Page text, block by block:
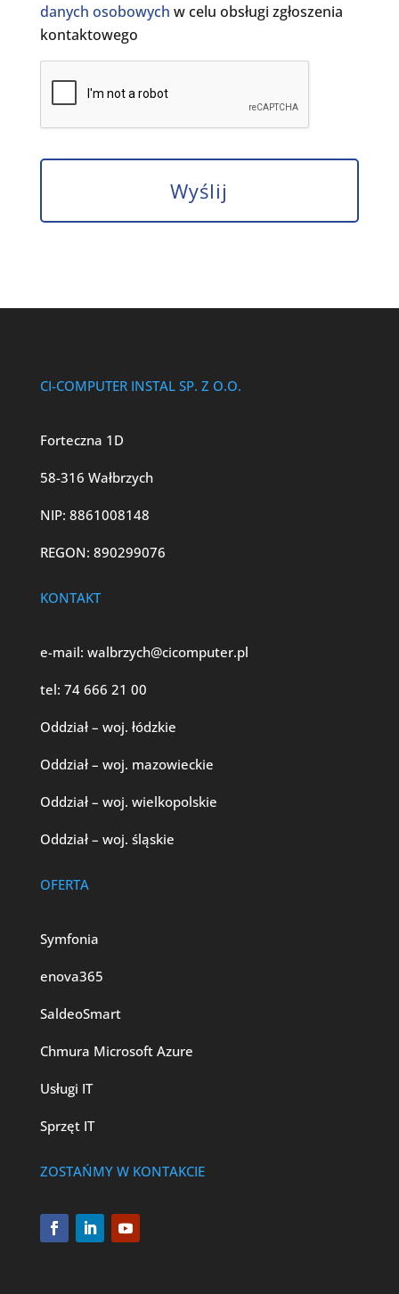
danych osobowych w celu obsługi zgłoszenia
kontaktowego
CI-COMPUTER INSTAL SP. Z O.O.
Forteczna 1D
58-316 Wałbrzych
NIP: 8861008148
REGON: 890299076
KONTAKT
e-mail: walbrzych@cicomputer.pl
tel: 74 666 21 00
Oddział – woj. łódzkie
Oddział – woj. mazowieckie
Oddział – woj. wielkopolskie
Oddział – woj. śląskie
OFERTA
Symfonia
enova365
SaldeoSmart
Chmura Microsoft Azure
Usługi IT
Sprzęt IT
ZOSTAŃMY W KONTAKCIE